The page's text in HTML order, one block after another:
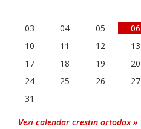
03
04 05 06
10
11 12 13
17
18 19 20
24
25 26 27
31
Vezi calendar crestin ortodox »